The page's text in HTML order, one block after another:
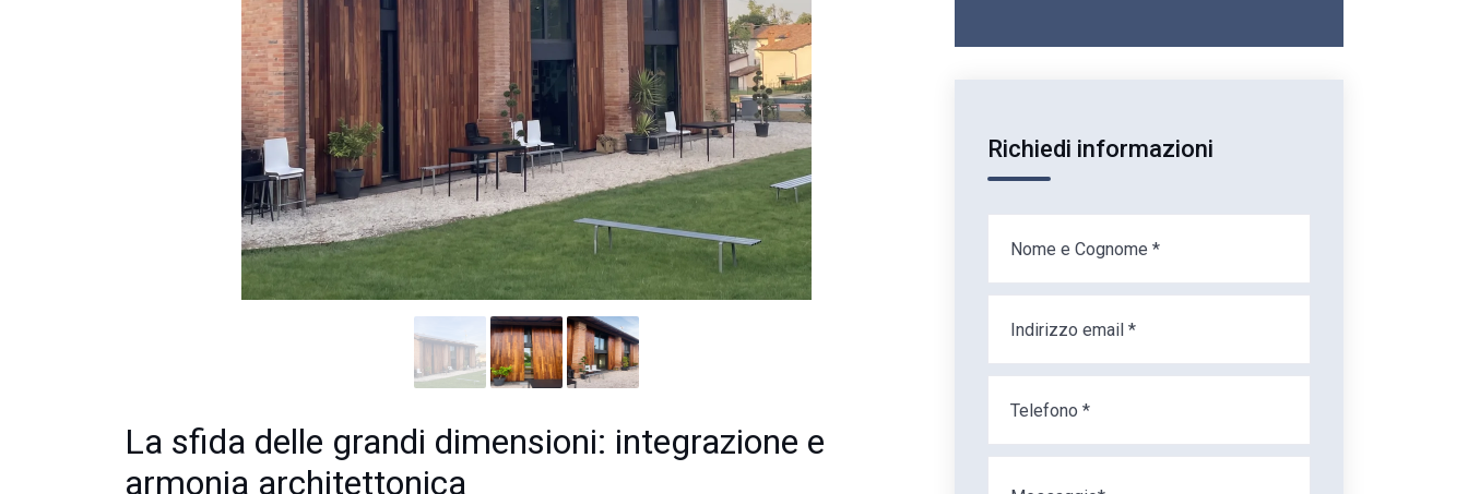
La sfida delle grandi dimensioni: integrazione e
armonia architettonica
Richiedi informazioni